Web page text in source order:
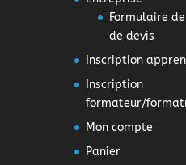
Formulaire
de devis
Inscription
Inscription
formateur/
Mon compte
Panier